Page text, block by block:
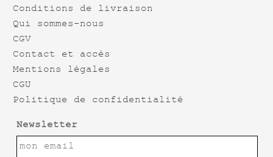
Conditions de livraison
Qui sommes-nous
CGV
Contact et accès
Mentions légales
CGU
Politique de confidentialité
Newsletter